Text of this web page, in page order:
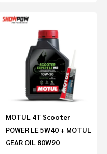
MOTUL 4T Scooter
POWER LE 5W40 + MOTUL
GEAR OIL 80W90